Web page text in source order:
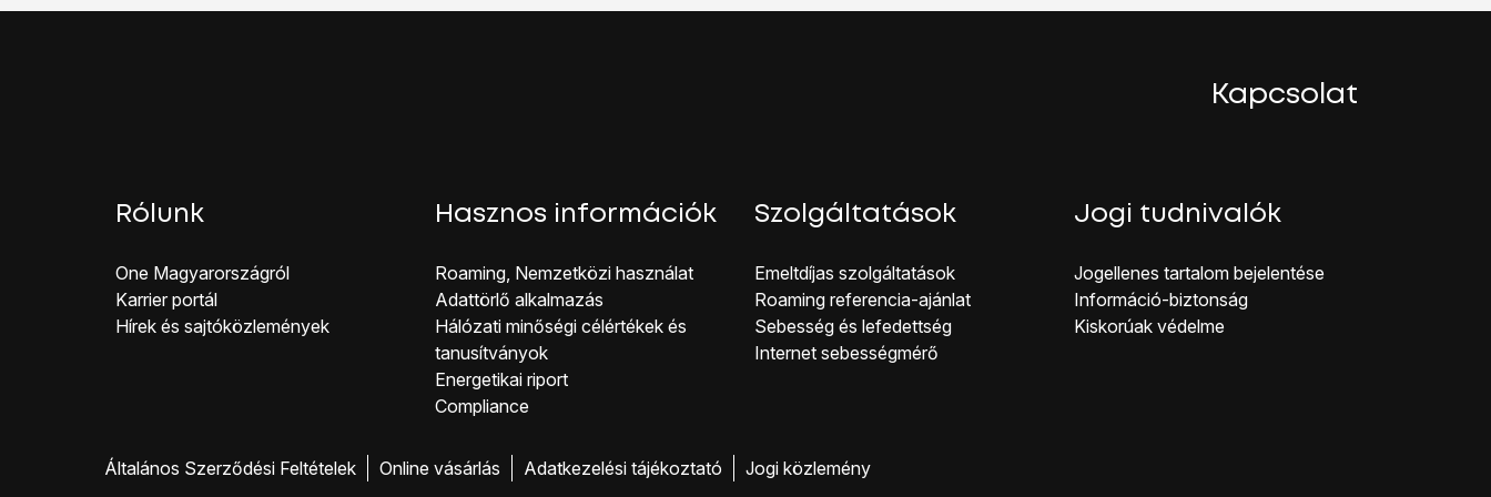
Kapcsolat
Rólunk
One Magyar országról
Karrier portál
Hírek és sajtóközlemények
Hasznos információk
Roaming, Nemzetközi használat
Adattörlő alkalmazás
Hálózati minőségi célérté kek és
tanusítványok
Energetikai riport
Co mpliance
Szolgáltatások
Emeltdíjas szolgáltatások
Roaming referencia-ajánlat
Sebesség és lefedettség
Internet sebességmérő
Jogi tudnivalók
Jogellenes ta rtalom bejelentése
Inf ormáció-biztonság
Kiskorúak véd elme
Általános Szerződési Feltételek Online vásárlás Adatkezelési tájékoztató Jogi közlemény